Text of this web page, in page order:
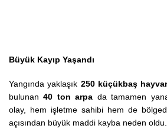
Büyük Kayıp Yaşandı
Yangında yaklaşık 250 küçükbaş
bulunan40 ton arpa da tamamen
olay, hem işletme sahibi hem de
açısından büyük maddi kayba neden oldu.